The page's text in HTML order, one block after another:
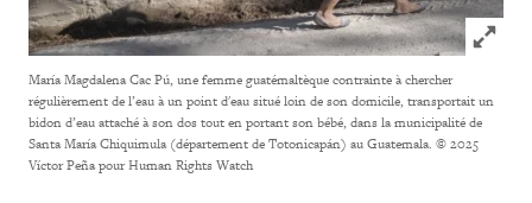
Click
María Magdalena Cac Pú, une femme guatémaltèque contrainte à chercher
régulièrement de l’eau à un point d'eau situé loin de son domicile, transportait un
bidon d’eau attaché à son dos tout en portant son bébé, dans la municipalité de
Santa María Chiquimula (département de Totonicapán) au Guatemala. © 2025
Víctor Peña pour Human Rights Watch